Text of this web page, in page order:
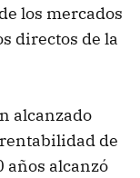
los mercados
directos de la
alcanzado
de
años alcanzó